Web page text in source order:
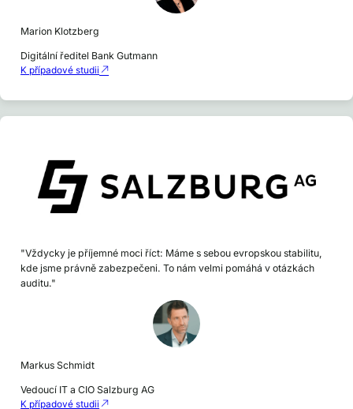
Marion Klotzberg
Digitální ředitel Bank Gutmann
K případové studii
"Vždycky je příjemné moci říct: Máme s sebou evropskou stabilitu,
kde jsme právně zabezpečeni. To nám velmi pomáhá v otázkách
auditu."
Markus Schmidt
Vedoucí IT a CIO Salzburg AG
K případové studii